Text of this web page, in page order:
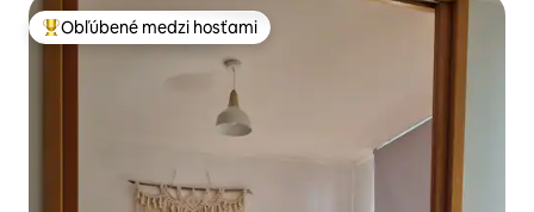
Najobľúbenejšie medzi hosťami
Obľúbené medzi hosťami